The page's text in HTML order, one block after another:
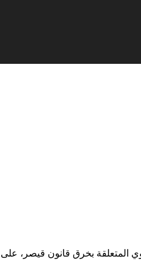
بخرق قانون قيصر، على